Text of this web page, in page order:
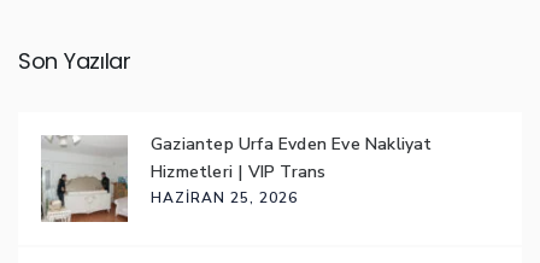
Son Yazılar
Gaziantep Urfa Evden Eve Nakliyat
Hizmetleri | VIP Trans
HAZIRAN 25, 2026